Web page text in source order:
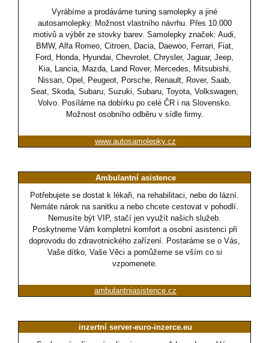
Vyrábíme a prodáváme tuning samolepky a jiné
autosamolepky. Možnost vlastního návrhu. Přes 10.000
motivů a výběr ze stovky barev. Samolepky značek: Audi,
BMW, Alfa Romeo, Citroen, Dacia, Daewoo, Ferrari, Fiat,
Ford, Honda, Hyundai, Chevrolet, Chrysler, Jaguar, Jeep,
Kia, Lancia, Mazda, Land Rover, Mercedes, Mitsubishi,
Nissan, Opel, Peugeot, Porsche, Renault, Rover, Saab,
Seat, Skoda, Subaru, Suzuki, Subaru, Toyota, Volkswagen,
Volvo. Posíláme na dobírku po celé ČR i na Slovensko.
Možnost osobního odběru v sídle firmy.
www.autosamolepky.cz
Ambulantní asistence
Potřebujete se dostat k lékaři, na rehabilitaci, nebo do lázní.
Nemáte nárok na sanitku a nebo chcete cestovat v pohodlí.
Nemusíte být VIP, stačí jen využít našich služeb.
Poskytneme Vám kompletní komfort a osobní asistenci při
doprovodu do zdravotnického zařízení. Postaráme se o Vás,
Vaše dítko, Vaše Věci a pomůžeme se vším co si
vzpomenete.
ambulantniasistence.cz
inzertní server-euro-inzerce.eu